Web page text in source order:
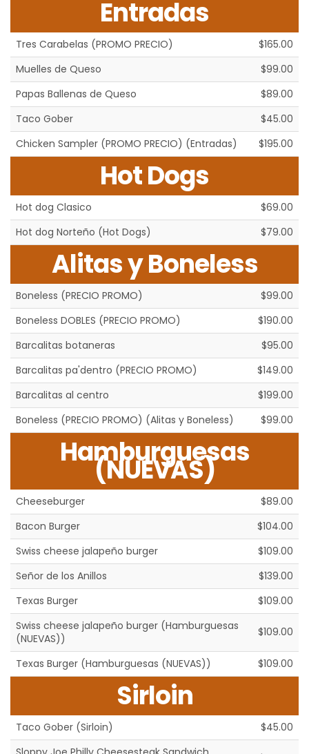
Entradas
Tres Carabelas (PROMO PRECIO)
$165.00
Muelles de Queso
$99.00
Papas Ballenas de Queso
$89.00
Taco Gober
$45.00
Chicken Sampler (PROMO PRECIO) (Entradas)
$195.00
Hot Dogs
Hot dog Clasico
$69.00
Hot dog Norteño (Hot Dogs)
$79.00
Alitas y Boneless
Boneless (PRECIO PROMO)
$99.00
Boneless DOBLES (PRECIO PROMO)
$190.00
Barcalitas botaneras
$95.00
Barcalitas pa'dentro (PRECIO PROMO)
$149.00
Barcalitas al centro
$199.00
Boneless (PRECIO PROMO) (Alitas y Boneless)
$99.00
Hamburguesas
(NUEVAS)
Cheeseburger
$89.00
Bacon Burger
$104.00
Swiss cheese jalapeño burger
$109.00
Señor de los Anillos
$139.00
Texas Burger
$109.00
Swiss cheese jalapeño burger (Hamburguesas
(NUEVAS))
$109.00
Texas Burger (Hamburguesas (NUEVAS)) $109.00
Sirloin
Taco Gober (Sirloin)
$45.00